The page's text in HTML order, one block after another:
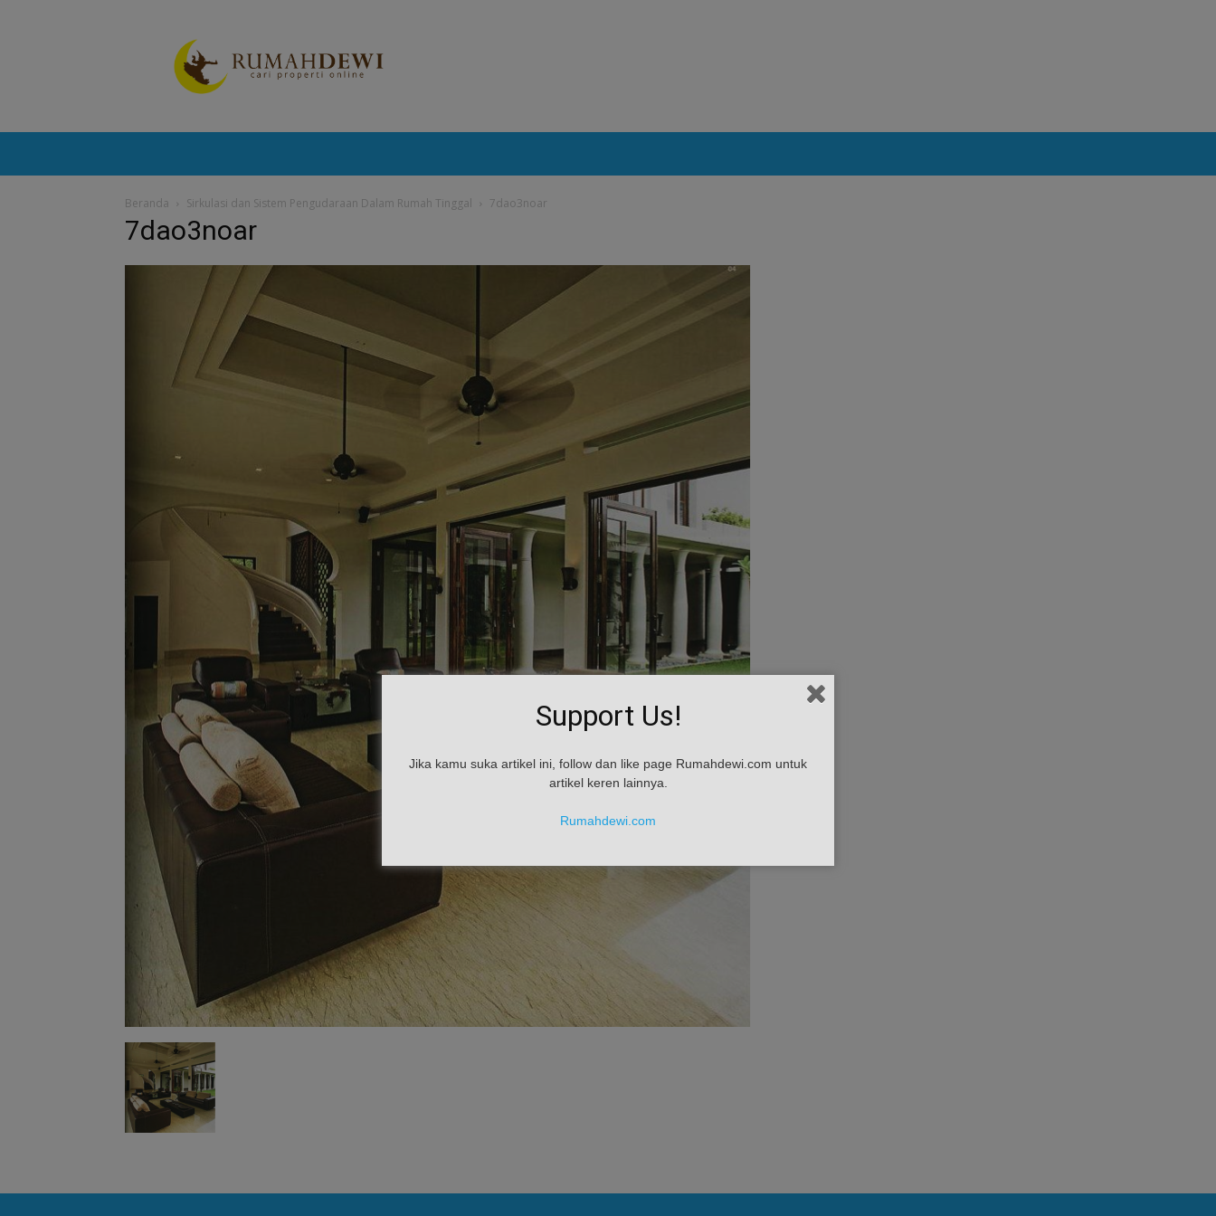
Berita
Properti
Terkini
Beranda Sirkulasi dan Sistem Pengudaraan Dalam Rumah Tinggal 7dao3noar
7dao3noar
Support Us!
Jika kamu suka artikel ini, follow dan like page Rumahdewi.com untuk
artikel keren lainnya.
Rumahdewi.com